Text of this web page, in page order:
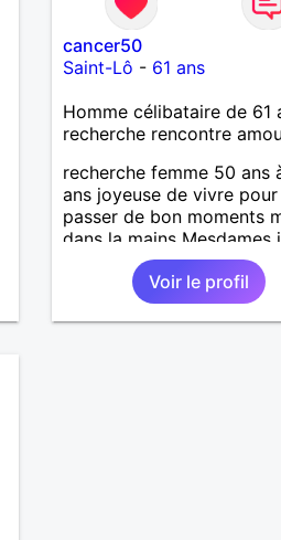
cancer50
Saint-Lô - 61 ans
Homme célibataire de 61
recherche rencontre
recherche femme 50 ans
ans joyeuse de vivre pour
passer de bon moments
dans la mains Mesdames
attend de vous lire .
Voir le profil